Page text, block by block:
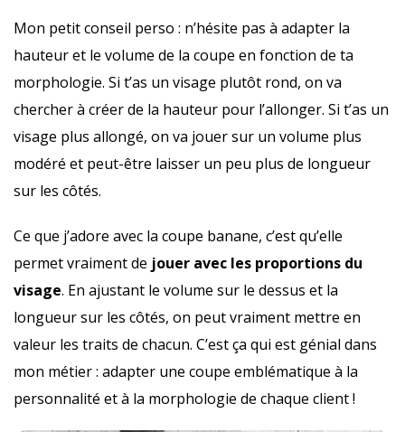
Mon petit conseil perso : n’hésite pas à adapter la
hauteur et le volume de la coupe en fonction de ta
morphologie. Si t’as un visage plutôt rond, on va
chercher à créer de la hauteur pour l’allonger. Si t’as un
visage plus allongé, on va jouer sur un volume plus
modéré et peut-être laisser un peu plus de longueur
sur les côtés.
Ce que j’adore avec la coupe banane, c’est qu’elle
permet vraiment de jouer avec les proportions du
visage. En ajustant le volume sur le dessus et la
longueur sur les côtés, on peut vraiment mettre en
valeur les traits de chacun. C’est ça qui est génial dans
mon métier : adapter une coupe emblématique à la
personnalité et à la morphologie de chaque client !